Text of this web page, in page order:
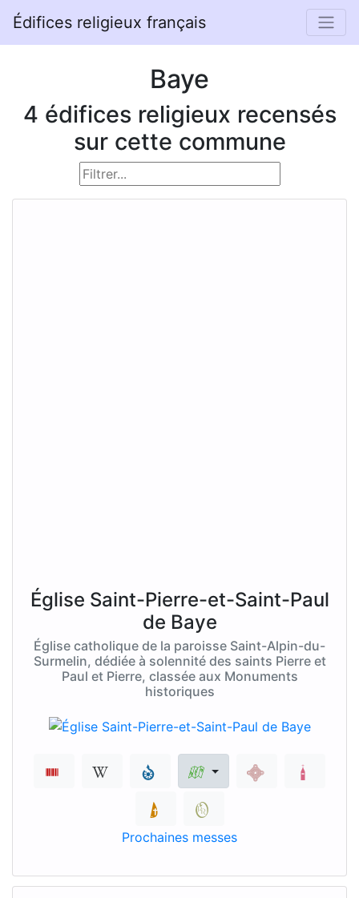
Édifices religieux français
Baye
4 édifices religieux recensés
sur cette commune
Église Saint-Pierre-et-Saint-Paul
de Baye
Église catholique de la paroisse Saint-Alpin-du-
Surmelin, dédiée à solennité des saints Pierre et
Paul et Pierre, classée aux Monuments
historiques
Prochaines messes